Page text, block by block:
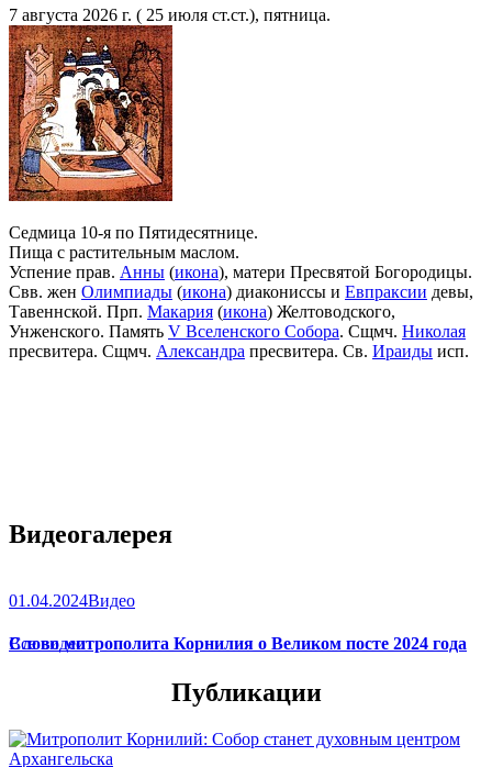
7 августа 2026 г. ( 25 июля ст.ст.), пятница.
Седмица 10-я по Пятидесятнице.
Пища с растительным маслом.
Успение прав. Анны (икона), матери Пресвятой Богородицы.
Свв. жен Олимпиады (икона) диакониссы и Евпраксии девы,
Тавеннской. Прп. Макария (икона) Желтоводского,
Унженского. Память V Вселенского Собора. Сщмч. Николая
пресвитера. Сщмч. Александра пресвитера. Св. Ираиды исп.
Видеогалерея
01.04.2024Видео
Слово митрополита Корнилия о Великом посте 2024 года
Все видео
Публикации